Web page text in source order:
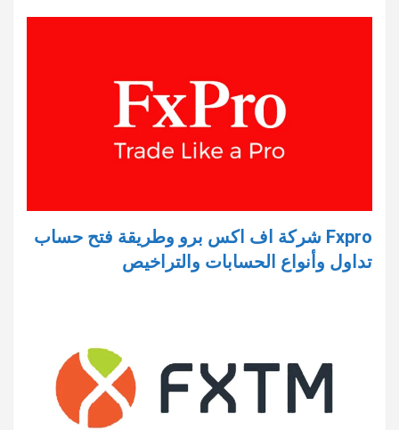
Fxpro شركة اف اكس برو وطريقة فتح حساب
تداول وأنواع الحسابات والتراخيص